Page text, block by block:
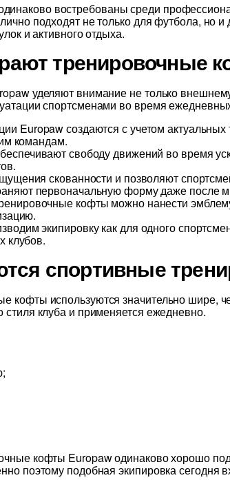
востребованы среди
подходят не только для футбола, но
и активного отдыха.
тренировочные
уделяют внимание не только
спортсменами во время
Europaw создаются с учетом
командам.
свободу движений во время
скованности и позволяют
первоначальную форму даже после
кофты можно нанести
экипировку как для одного
клубов.
спортивные
кофты используются значительно шире,
клуба и применяется ежедневно.
кофты Europaw одинаково хорошо
поэтому подобная экипировка